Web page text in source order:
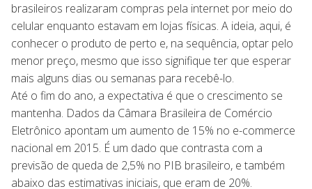
brasileiros realizaram compras pela internet por meio do
celular enquanto estavam em lojas físicas. A ideia, aqui, é
conhecer o produto de perto e, na sequência, optar pelo
menor preço, mesmo que isso signifique ter que esperar
mais alguns dias ou semanas para recebê-lo.
Até o fim do ano, a expectativa é que o crescimento se
mantenha. Dados da Câmara Brasileira de Comércio
Eletrônico apontam um aumento de 15% no e-commerce
nacional em 2015. É um dado que contrasta com a
previsão de queda de 2,5% no PIB brasileiro, e também
abaixo das estimativas iniciais, que eram de 20%.